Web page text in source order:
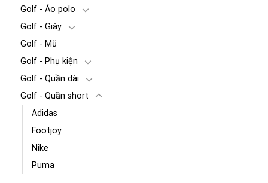
Golf - Áo polo
Golf - Giày
Golf - Mũ
Golf - Phụ kiện
Golf - Quần dài
Golf - Quần short
Adidas
Footjoy
Nike
Puma